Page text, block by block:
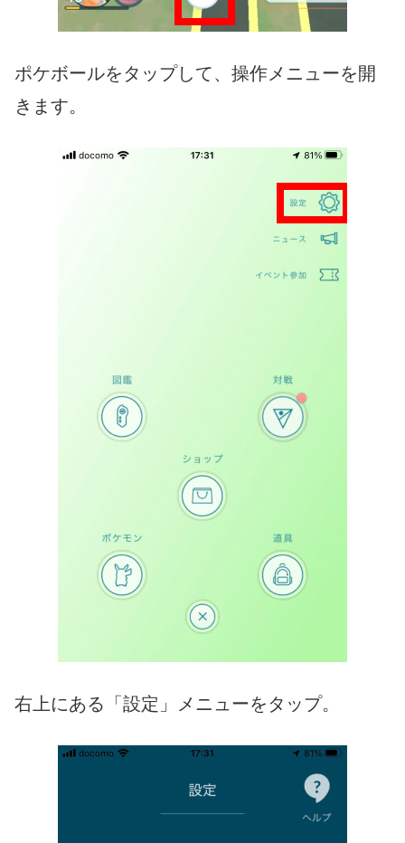
ポケボールをタップして、操作メニューを開
きます。
右上にある「設定」メニューをタップ。